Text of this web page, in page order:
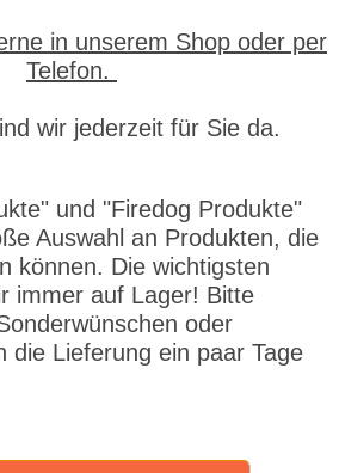
in unserem Shop oder per
Telefon.
wir jederzeit für Sie da.
und "Firedog Produkte"
Auswahl an Produkten, die
können. Die wichtigsten
immer auf Lager! Bitte
oder
die Lieferung ein paar Tage